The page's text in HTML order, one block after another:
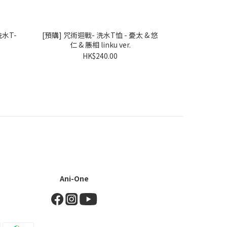
水T-
[預購] 咒術迴戰- 洗水T恤 - 憂太 & 悠
仁 & 脹相 linku ver.
HK$240.00
Ani-One